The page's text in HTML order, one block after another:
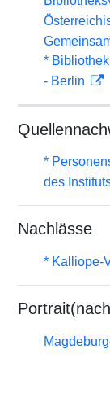
*
- Berlin
*
des
Nachlässe
* Kalliope-